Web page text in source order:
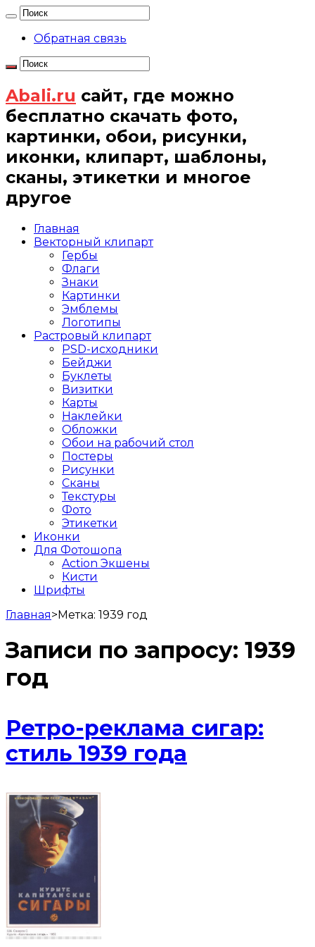
Обратная связь
Abali.ru сайт, где можно
бесплатно скачать фото,
картинки, обои, рисунки,
иконки, клипарт, шаблоны,
сканы, этикетки и многое
другое
Главная
Векторный клипарт
Гербы
Флаги
Знаки
Картинки
Эмблемы
Логотипы
Растровый клипарт
PSD-исходники
Бейджи
Буклеты
Визитки
Карты
Наклейки
Обложки
Обои на рабочий стол
Постеры
Рисунки
Сканы
Текстуры
Фото
Этикетки
Иконки
Для Фотошопа
Action Экшены
Кисти
Шрифты
Главная>Метка: 1939 год
Записи по запросу: 1939
год
Ретро-реклама сигар:
стиль 1939 года